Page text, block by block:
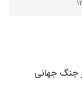
جنگ جهانی